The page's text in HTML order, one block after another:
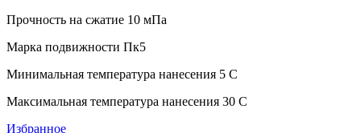
Прочность на сжатие 10 мПа
Марка подвижности Пк5
Минимальная температура нанесения 5 C
Максимальная температура нанесения 30 C
Избранное